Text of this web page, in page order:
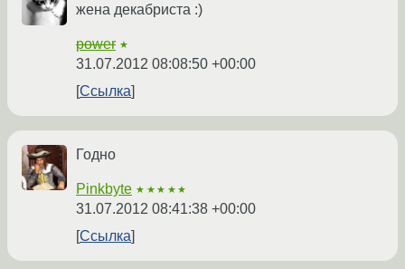
жена декабриста :)
power ★
31.07.2012 08:08:50 +00:00
Ссылка
Годно
Pinkbyte ★★★★★
31.07.2012 08:41:38 +00:00
Ссылка